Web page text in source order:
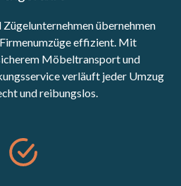
übernehmen
effizient. Mit
Möbeltransport und
verläuft jeder Umzug
und reibungslos.